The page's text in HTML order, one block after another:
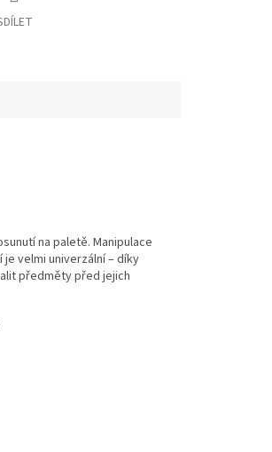
na paletě. Manipulace
velmi univerzální – díky
předměty před jejich